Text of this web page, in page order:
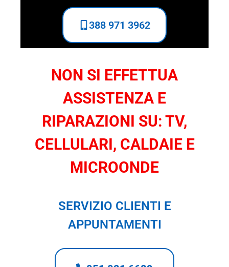
388 971 3962
NON SI EFFETTUA
ASSISTENZA E
RIPARAZIONI SU: TV,
CELLULARI, CALDAIE E
MICROONDE
SERVIZIO CLIENTI E
APPUNTAMENTI